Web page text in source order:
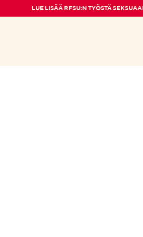
LUE LISÄÄ RFSU:N TYÖSTÄ